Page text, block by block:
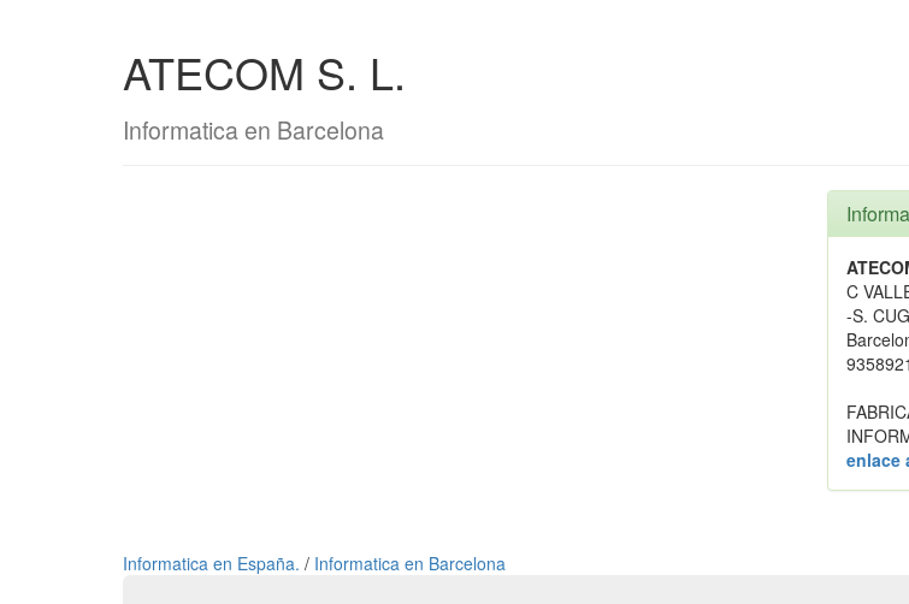
ATECOM S. L.
Informatica en Barcelona
C
-S.
enlace
Informatica en España. / Informatica en Barcelona